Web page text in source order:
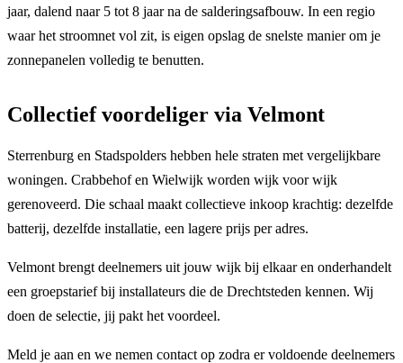
jaar, dalend naar 5 tot 8 jaar na de salderingsafbouw. In een regio
waar het stroomnet vol zit, is eigen opslag de snelste manier om je
zonnepanelen volledig te benutten.
Collectief voordeliger via Velmont
Sterrenburg en Stadspolders hebben hele straten met vergelijkbare
woningen. Crabbehof en Wielwijk worden wijk voor wijk
gerenoveerd. Die schaal maakt collectieve inkoop krachtig: dezelfde
batterij, dezelfde installatie, een lagere prijs per adres.
Velmont brengt deelnemers uit jouw wijk bij elkaar en onderhandelt
een groepstarief bij installateurs die de Drechtsteden kennen. Wij
doen de selectie, jij pakt het voordeel.
Meld je aan en we nemen contact op zodra er voldoende deelnemers